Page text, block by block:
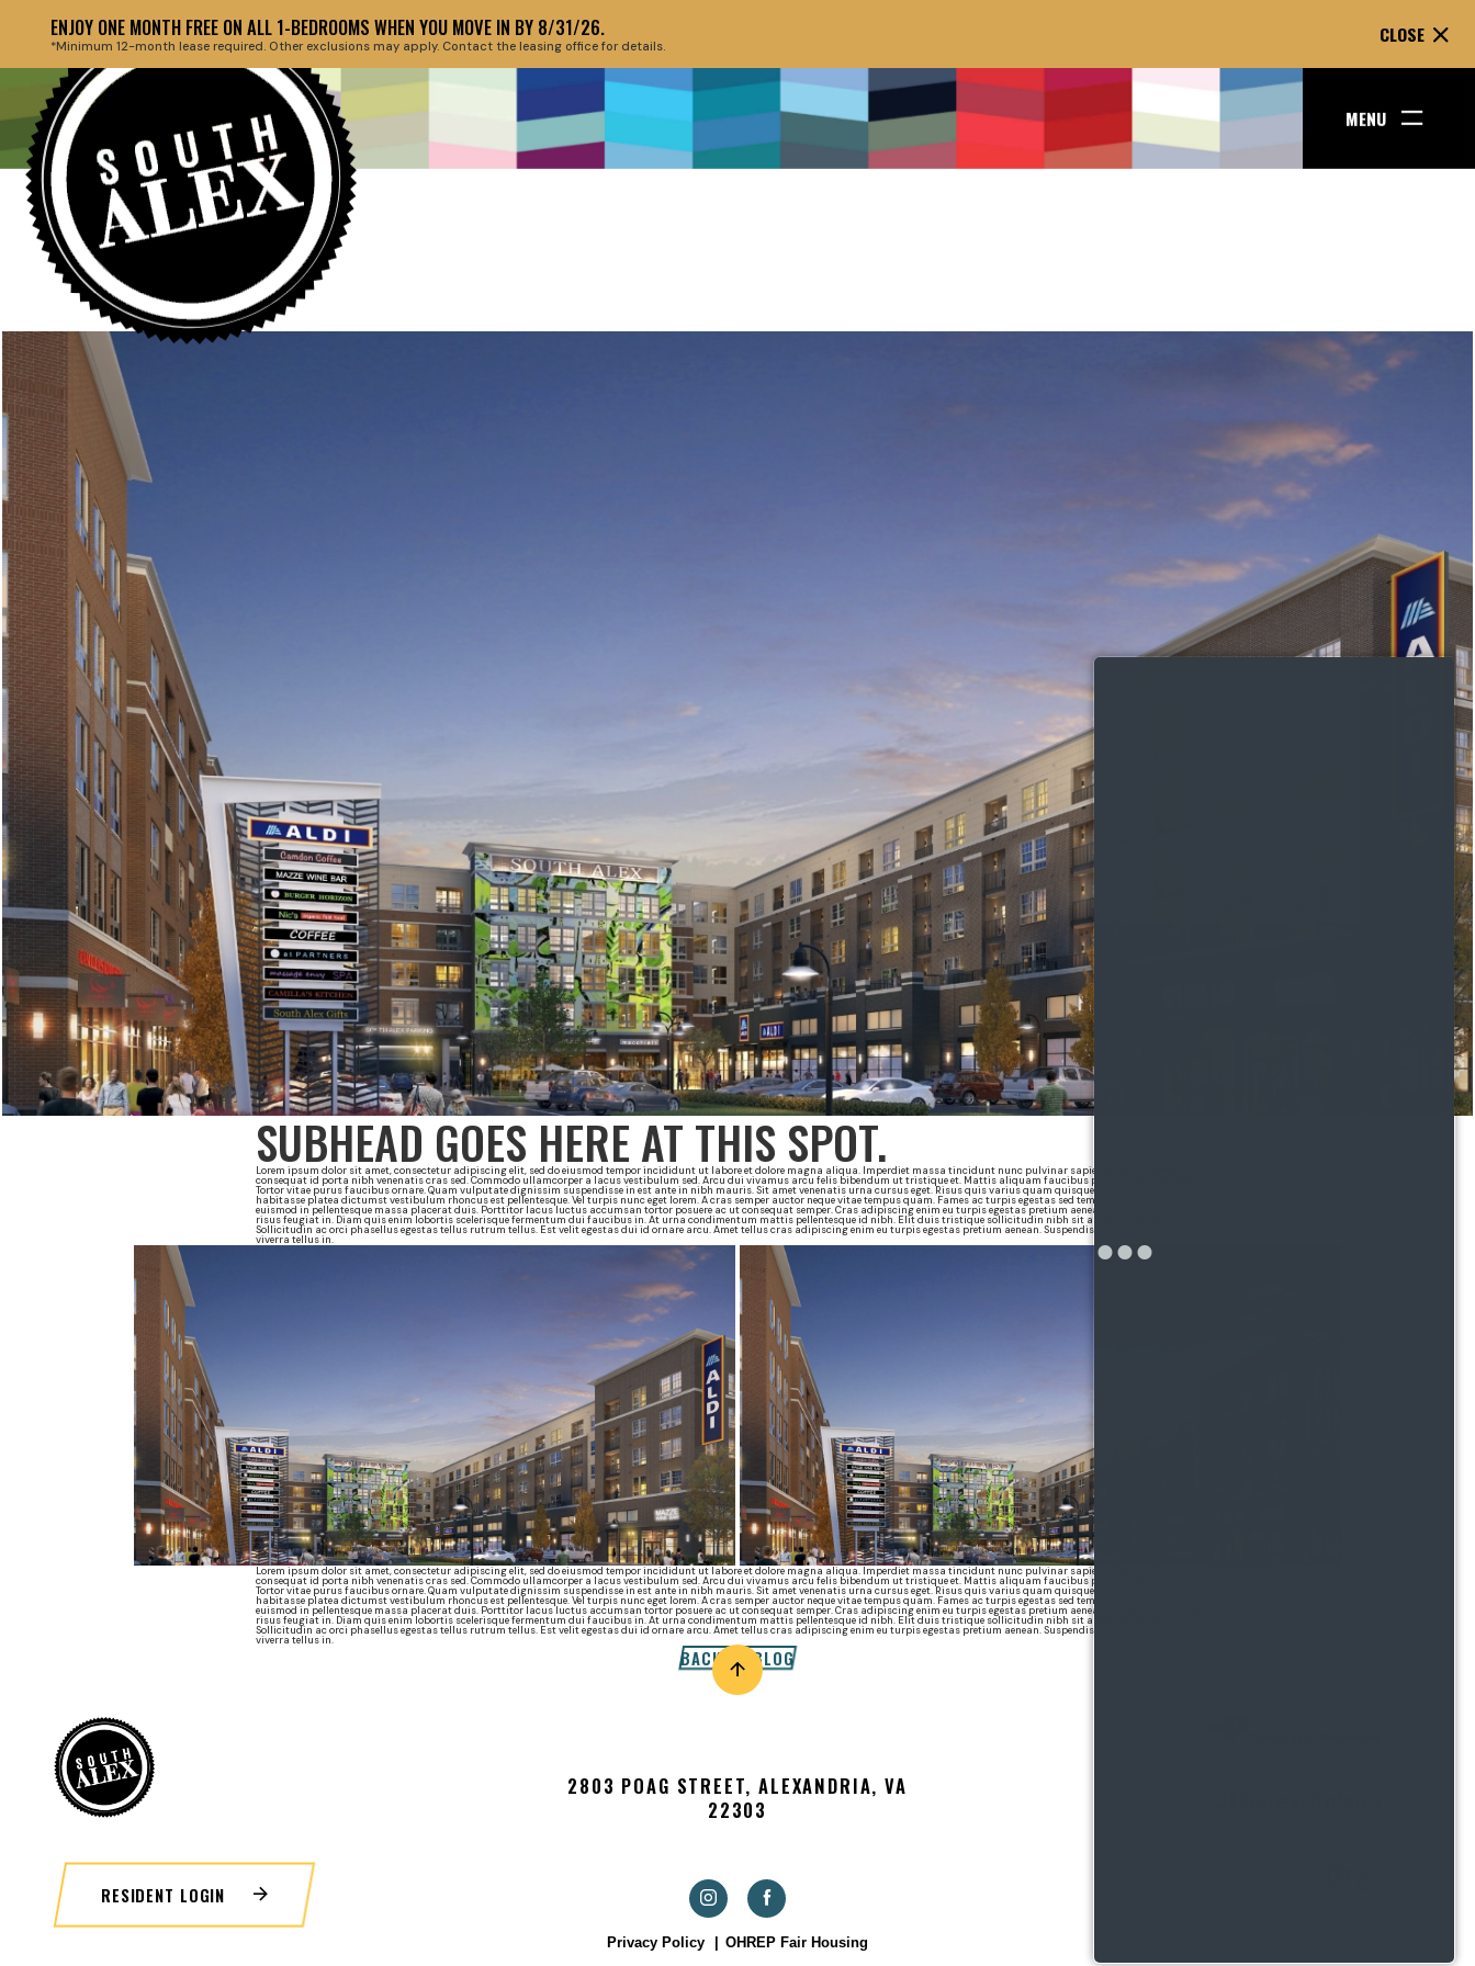
ENJOY ONE MONTH FREE ON ALL 1-BEDROOMS WHEN YOU MOVE IN BY 8/31/26.
*Minimum 12-month lease required. Other exclusions may apply. Contact the leasing office for details. CLOSE
MENU
Back to floor plans
HEADLINE ABOUT THE EVENT GOES
HERE AT THIS SPOT OF TWO LINES.
SUBHEAD GOES HERE AT THIS SPOT.
Lorem ipsum dolor sit amet, consectetur adipiscing elit, sed do eiusmod tempor incididunt ut labore et dolore magna aliqua. Imperdiet massa tincidunt nunc pulvinar sapien et ligula. Tortor
consequat id porta nibh venenatis cras sed. Commodo ullamcorper a lacus vestibulum sed. Arcu dui vivamus arcu felis bibendum ut tristique et. Mattis aliquam faucibus purus in massa tempor.
Tortor vitae purus faucibus ornare. Quam vulputate dignissim suspendisse in est ante in nibh mauris. Sit amet venenatis urna cursus eget. Risus quis varius quam quisque id diam. Tellus in hac
habitasse platea dictumst vestibulum rhoncus est pellentesque. Vel turpis nunc eget lorem. A cras semper auctor neque vitae tempus quam. Fames ac turpis egestas sed tempus urna. Interdum velit
euismod in pellentesque massa placerat duis. Porttitor lacus luctus accumsan tortor posuere ac ut consequat semper. Cras adipiscing enim eu turpis egestas pretium aenean pharetra. Id aliquet
risus feugiat in. Diam quis enim lobortis scelerisque fermentum dui faucibus in. At urna condimentum mattis pellentesque id nibh. Elit duis tristique sollicitudin nibh sit amet commodo.
Sollicitudin ac orci phasellus egestas tellus rutrum tellus. Est velit egestas dui id ornare arcu. Amet tellus cras adipiscing enim eu turpis egestas pretium aenean. Suspendisse sed nisi lacus sed
viverra tellus in.
Lorem ipsum dolor sit amet, consectetur adipiscing elit, sed do eiusmod tempor incididunt ut labore et dolore magna aliqua. Imperdiet massa tincidunt nunc pulvinar sapien et ligula. Tortor
consequat id porta nibh venenatis cras sed. Commodo ullamcorper a lacus vestibulum sed. Arcu dui vivamus arcu felis bibendum ut tristique et. Mattis aliquam faucibus purus in massa tempor.
Tortor vitae purus faucibus ornare. Quam vulputate dignissim suspendisse in est ante in nibh mauris. Sit amet venenatis urna cursus eget. Risus quis varius quam quisque id diam. Tellus in hac
habitasse platea dictumst vestibulum rhoncus est pellentesque. Vel turpis nunc eget lorem. A cras semper auctor neque vitae tempus quam. Fames ac turpis egestas sed tempus urna. Interdum velit
euismod in pellentesque massa placerat duis. Porttitor lacus luctus accumsan tortor posuere ac ut consequat semper. Cras adipiscing enim eu turpis egestas pretium aenean pharetra. Id aliquet
risus feugiat in. Diam quis enim lobortis scelerisque fermentum dui faucibus in. At urna condimentum mattis pellentesque id nibh. Elit duis tristique sollicitudin nibh sit amet commodo.
Sollicitudin ac orci phasellus egestas tellus rutrum tellus. Est velit egestas dui id ornare arcu. Amet tellus cras adipiscing enim eu turpis egestas pretium aenean. Suspendisse sed nisi lacus sed
viverra tellus in.
BACK TO BLOG
RESIDENT LOGIN
2803 POAG STREET, ALEXANDRIA, VA
22303
Privacy Policy OHREP Fair Housing